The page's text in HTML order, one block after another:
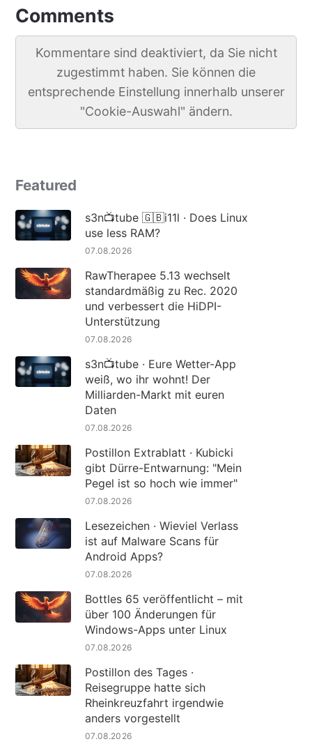
Comments
Kommentare sind deaktiviert, da Sie nicht
zugestimmt haben. Sie können die
entsprechende Einstellung innerhalb unserer
"Cookie-Auswahl" ändern.
Featured
s3n📺tube 🇬🇧i11l · Does Linux
use less RAM?
07.08.2026
RawTherapee 5.13 wechselt
standardmäßig zu Rec. 2020
und verbessert die HiDPI-
Unterstützung
07.08.2026
s3n📺tube · Eure Wetter-App
weiß, wo ihr wohnt! Der
Milliarden-Markt mit euren
Daten
07.08.2026
Postillon Extrablatt · Kubicki
gibt Dürre-Entwarnung: "Mein
Pegel ist so hoch wie immer"
07.08.2026
Lesezeichen · Wieviel Verlass
ist auf Malware Scans für
Android Apps?
07.08.2026
Bottles 65 veröffentlicht – mit
über 100 Änderungen für
Windows-Apps unter Linux
07.08.2026
Postillon des Tages ·
Reisegruppe hatte sich
Rheinkreuzfahrt irgendwie
anders vorgestellt
07.08.2026